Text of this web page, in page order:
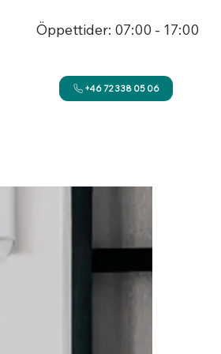
Öppettider: 07:00 - 17:00
+46 72 338 05 06